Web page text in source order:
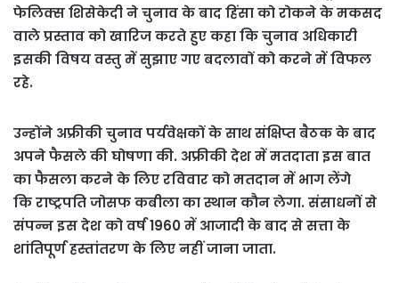
फेलिक्स शिसेकेदी ने चुनाव के बाद हिंसा को रोकने के मकसद
वाले प्रस्ताव को खारिज करते हुए कहा कि चुनाव अधिकारी
इसकी विषय वस्तु में सुझाए गए बदलावों को करने में विफल
रहे.
उन्होंने अफ्रीकी चुनाव पर्यवेक्षकों के साथ संक्षिप्त बैठक के बाद
अपने फैसले की घोषणा की. अफ्रीकी देश में मतदाता इस बात
का फैसला करने के लिए रविवार को मतदान में भाग लेंगे
कि राष्ट्रपति जोसफ कबीला का स्थान कौन लेगा. संसाधनों से
संपन्न इस देश को वर्ष 1960 में आजादी के बाद से सत्ता के
शांतिपूर्ण हस्तांतरण के लिए नहीं जाना जाता.